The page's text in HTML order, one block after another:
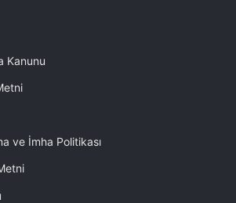
Kanunu
ve İmha Politikası